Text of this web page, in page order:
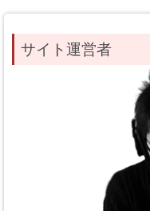
サイト運営者